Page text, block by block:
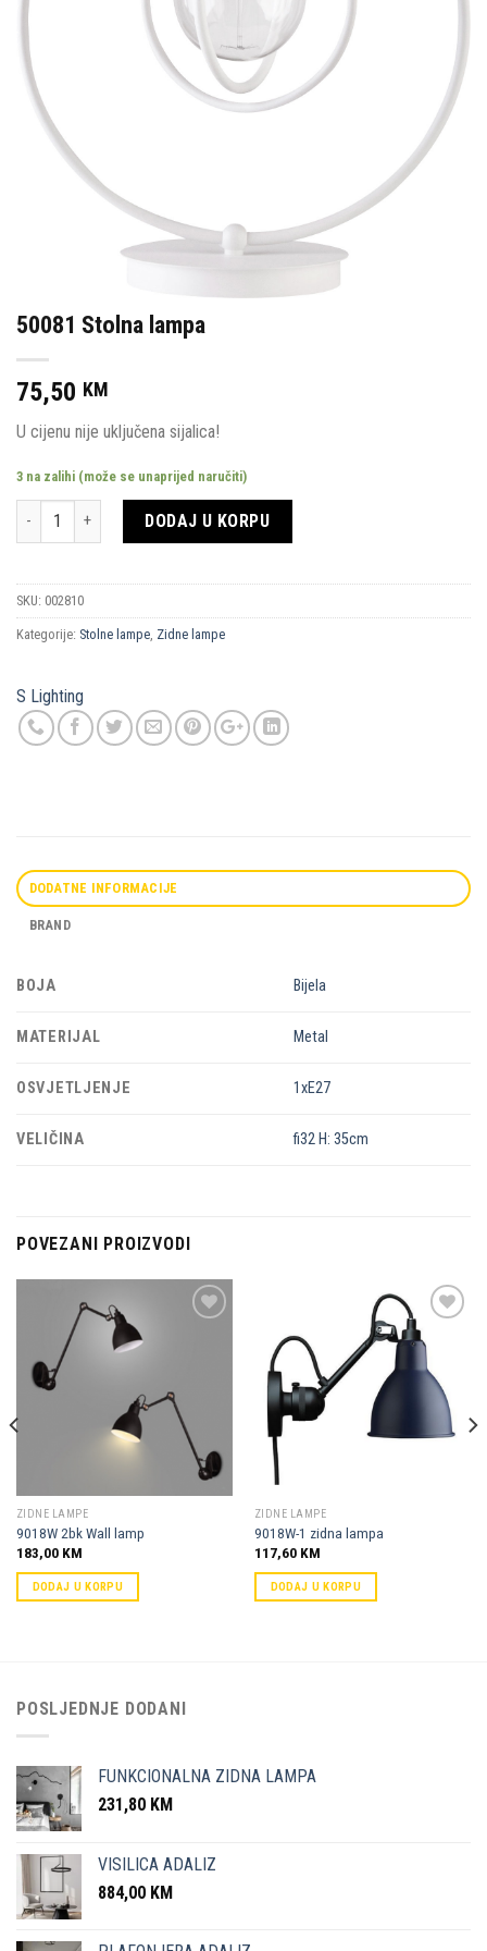
50081 Stolna lampa
75,50 KM
U cijenu nije uključena sijalica!
3 na zalihi (može se unaprijed naručiti)
Količina DODAJ U KORPU
SKU: 002810
Kategorije: Stolne lampe Zidne lampe
S Lighting
DODATNE INFORMACIJE
BRAND
BOJA Bijela
MATERIJAL Metal
OSVJETLJENJE 1xE27
VELIČINA fi32 H: 35cm
POVEZANI PROIZVODI
ZIDNE LAMPE
9018W 2bk Wall lamp
183,00 KM
DODAJ U KORPU
Dodaj u
omiljene
ZIDNE LAMPE
9018W-1 zidna lampa
117,60 KM
DODAJ U KORPU
POSLJEDNJE DODANI
FUNKCIONALNA ZIDNA LAMPA
231,80 KM
VISILICA ADALIZ
884,00 KM